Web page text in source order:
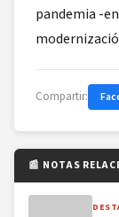
pandemia -
Compartir:
📰 NOTAS